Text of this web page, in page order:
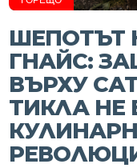
ШЕПОТЪТ
ГНАЙС:
ВЪРХУ
ТИКЛА НЕ